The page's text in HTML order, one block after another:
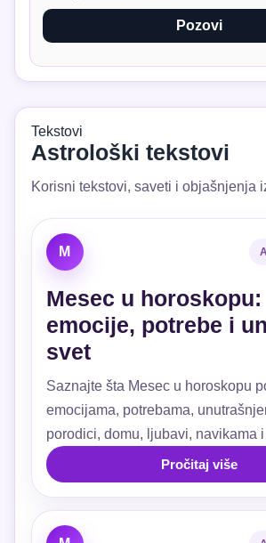
Pozovi
Tekstovi
Astrološki tekstovi
Korisni tekstovi, saveti i objašnjenja
M
Mesec u horoskopu:
emocije, potrebe i
svet
Saznajte šta Mesec u horoskopu
emocijama, potrebama,
porodici, domu, ljubavi, navikama
sigurnosti.
Pročitaj više